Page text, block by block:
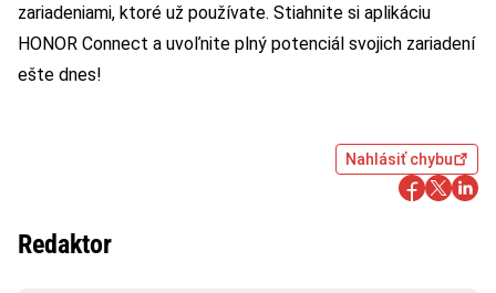
zariadeniami, ktoré už používate. Stiahnite si aplikáciu
HONOR Connect a uvoľnite plný potenciál svojich zariadení
ešte dnes!
Nahlásiť chybu
Redaktor